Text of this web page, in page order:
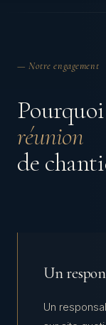
— Notre engagement
réunion
de
Un
Un